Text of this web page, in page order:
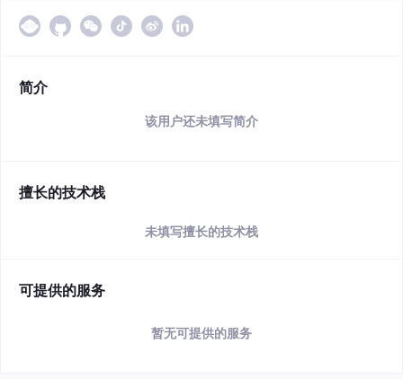
简介
该用户还未填写简介
擅长的技术栈
未填写擅长的技术栈
可提供的服务
暂无可提供的服务